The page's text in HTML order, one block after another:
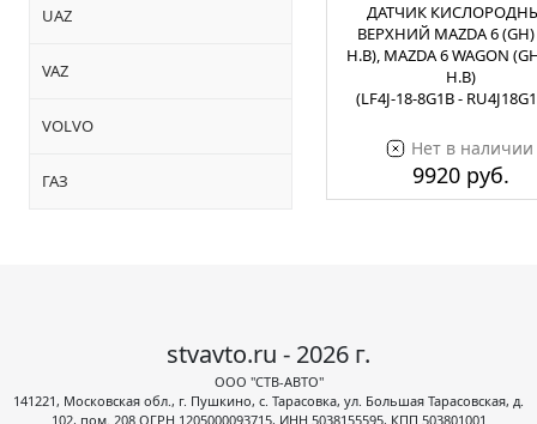
UAZ
VAZ
VOLVO
ГАЗ
ДАТЧИК
ВЕРХНИЙ MAZDA 6 (GH)
Н.В), MAZDA 6 WAGON
Н.В)
(LF4J-18-8G1B -
Нет в наличии
9920 руб.
stvavto.ru - 2026 г.
ООО "СТВ-АВТО"
141221, Московская обл., г. Пушкино, с. Тарасовка, ул. Большая Тарасовская, д.
102, пом. 208 ОГРН 1205000093715, ИНН 5038155595, КПП 503801001